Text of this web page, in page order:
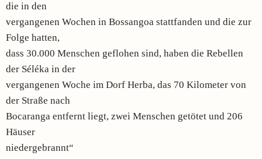
die in den
vergangenen Wochen in Bossangoa stattfanden und die zur
Folge hatten,
dass 30.000 Menschen geflohen sind, haben die Rebellen
der Séléka in der
vergangenen Woche im Dorf Herba, das 70 Kilometer von
der Straße nach
Bocaranga entfernt liegt, zwei Menschen getötet und 206
Häuser
niedergebrannt“